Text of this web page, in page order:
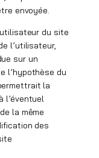
envoyée.
du site
l’utilisateur,
sur un
l’hypothèse du
la
l’éventuel
la même
des